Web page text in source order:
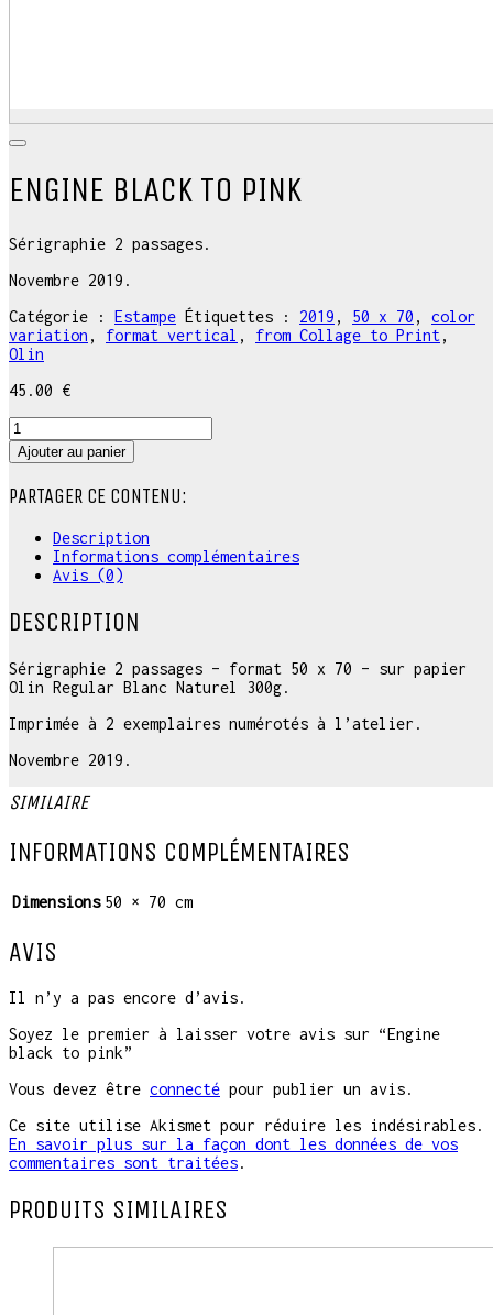
ENGINE BLACK TO PINK
Sérigraphie 2 passages.
Novembre 2019.
Catégorie : Estampe Étiquettes : 2019 , 50 x 70 , color
variation , format vertical , from Collage to Print,
Olin
45.00 €
quantité
de
Engine
to
Ajouter au panier
PARTAGER CE CONTENU:
Description
Informations complémentaires
Avis (0)
DESCRIPTION
Sérigraphie 2 passages – format 50 x 70 – sur papier
Olin Regular Blanc Naturel 300g.
Imprimée à 2 exemplaires numérotés à l’atelier.
Novembre 2019.
SIMILAIRE
INFORMATIONS COMPLÉMENTAIRES
Dimensions 50 × 70 cm
AVIS
Il n’y a pas encore d’avis.
Soyez le premier à laisser votre avis sur “Engine
black to pink”
Vous devez être connecté pour publier un avis.
Ce site utilise Akismet pour réduire les indésirables.
En savoir plus sur la façon dont les données de vos
commentaires sont traitées.
PRODUITS SIMILAIRES